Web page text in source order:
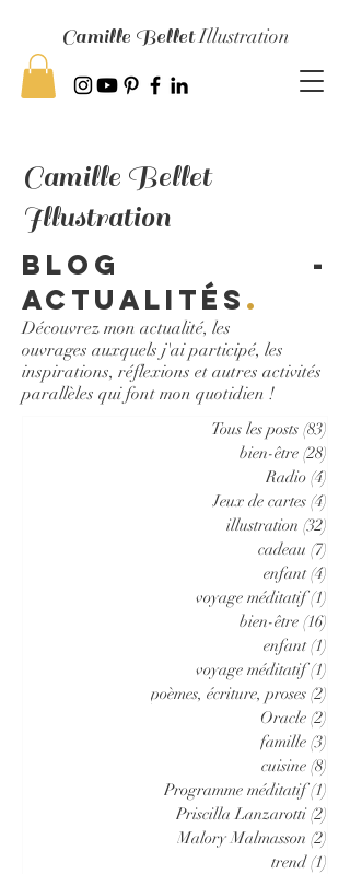
Camille BelletIllustration
Camille Bellet
Illustration
Blog -
Actualités .
Découvrez mon actualité, les
ouvrages auxquels j'ai participé, les
inspirations, réflexions et autres activités
parallèles qui font mon quotidien !
Tous les posts (83)
bien-être (28)
Radio (4)
Jeux de cartes (4)
illustration (32)
cadeau (7)
enfant (4)
voyage méditatif (1)
bien-être (16)
enfant (1)
voyage méditatif (1)
poèmes, écriture, proses (2)
Oracle (2)
famille (3)
cuisine (8)
Programme méditatif (1)
Priscilla Lanzarotti (2)
Malory Malmasson (2)
trend (1)